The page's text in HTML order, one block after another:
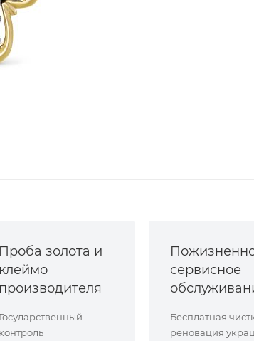
Проба золота и
клеймо
производителя
Государственный
контроль
сервисное
Бесплатная
реновация